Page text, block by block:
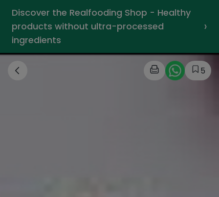
Discover the Realfooding Shop - Healthy
products without ultra-processed
ingredients
›
5